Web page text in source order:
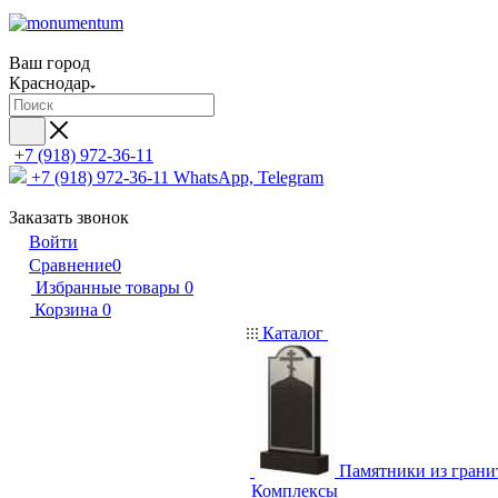
Ваш город
Краснодар
+7 (918) 972-36-11
+7 (918) 972-36-11 WhatsApp, Telegram
Заказать звонок
Войти
Сравнение0
Избранные товары 0
Корзина 0
Каталог
Памятники из
Комплексы